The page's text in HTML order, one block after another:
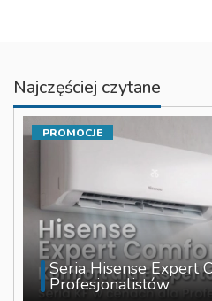
Najczęściej czytane
Seria Hisense Expert
Profesjonalistów
PROMOCJE